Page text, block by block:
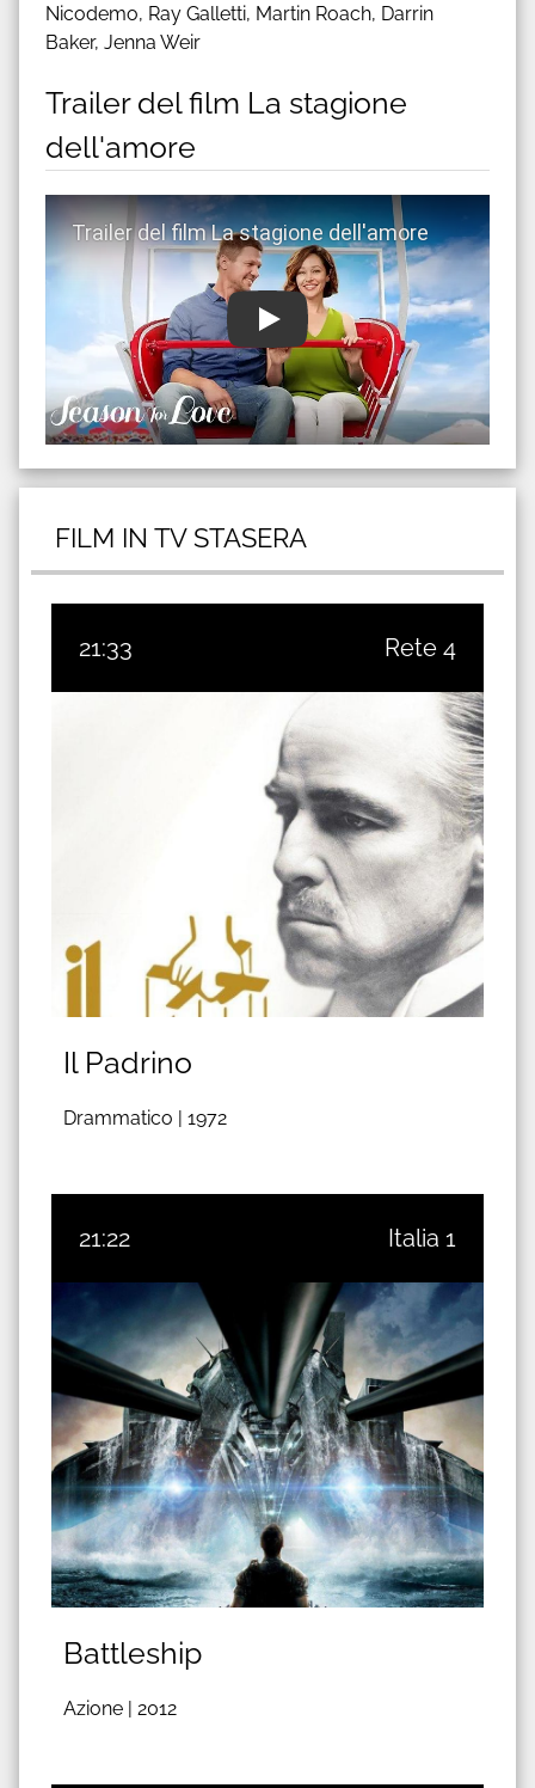
Nicodemo, Ray Galletti, Martin Roach, Darrin
Baker, Jenna Weir
Trailer del film La stagione
dell'amore
Guarda trailer del film La stagione dell'amore
FILM IN TV STASERA
21:33 Rete 4
Il Padrino
Drammatico | 1972
21:22 Italia 1
Battleship
Azione | 2012